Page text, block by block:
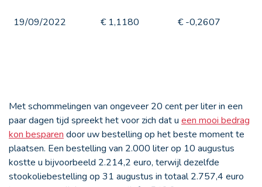
19/09/2022 € 1,1180 € -0,2607
Met schommelingen van ongeveer 20 cent per liter in een
paar dagen tijd spreekt het voor zich dat u een mooi bedrag
kon besparen door uw bestelling op het beste moment te
plaatsen. Een bestelling van 2.000 liter op 10 augustus
kostte u bijvoorbeeld 2.214,2 euro, terwijl dezelfde
stookoliebestelling op 31 augustus in totaal 2.757,4 euro